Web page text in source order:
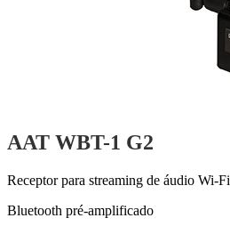
AAT WBT-1 G2
Receptor para streaming de áudio Wi-Fi
Bluetooth pré-amplificado